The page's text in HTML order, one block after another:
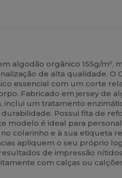
algodão orgânico 155g/m²,
de alta qualidade. O
essencial com um corte
Fabricado em jersey de
inclui um tratamento
durabilidade. Possui fita de
modelo é ideal para
colarinho e à sua etiqueta
apliquem o seu próprio
de impressão
com calças ou